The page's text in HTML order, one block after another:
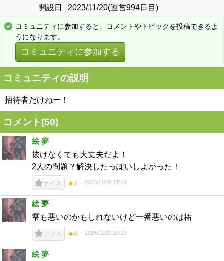
開設日 2023/11/20(運営994日目)
コミュニティに参加すると、コメントやトピックを投稿できるよ
うになります。
コミュニティに参加する
コミュニティの説明
招待者だけねー！
コメント(50)
絵 夢
抜けなくても大丈夫だよ！
2人の問題？解決したっぽいしよかった！
ナイス ★2 2023/11/20 17:19
絵 夢
雫も悪いのかもしれないけど一番悪いのは祐
ナイス ★4 2023/11/20 16:29
絵 夢